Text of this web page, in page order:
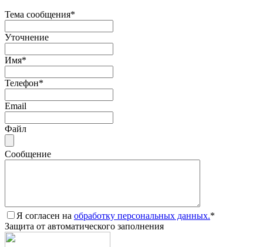
Тема сообщения*
Уточнение
Имя*
Телефон*
Email
Файл
Сообщение
Я согласен на обработку персональных данных.*
Защита от автоматического заполнения